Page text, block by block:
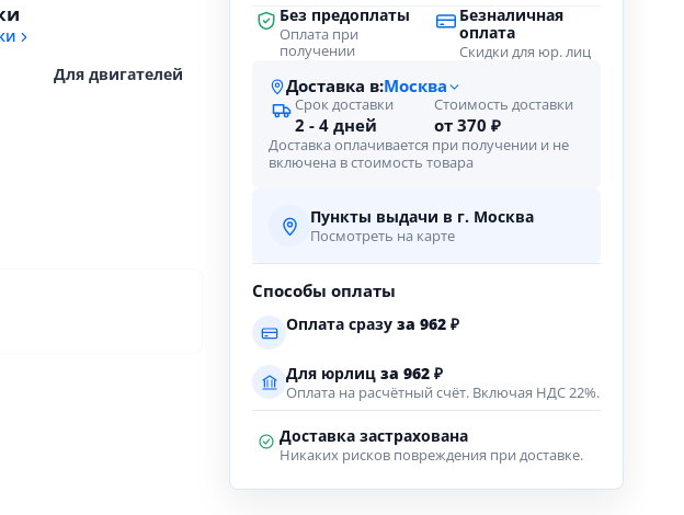
Для двигателей
Без предоплаты
Оплата при
получении
Безналичная
оплата
Скидки для юр. лиц
Доставка в:Москва
Срок доставки
2 - 4 дней
Стоимость доставки
от 370 ₽
Доставка оплачивается при получении и не
включена в стоимость товара
Пункты выдачи в г. Москва
Посмотреть на карте
Способы оплаты
Оплата сразу за 962 ₽
Для юрлиц за 962 ₽
Оплата на расчётный счёт. Включая НДС 22%.
Доставка застрахована
Никаких рисков повреждения при доставке.